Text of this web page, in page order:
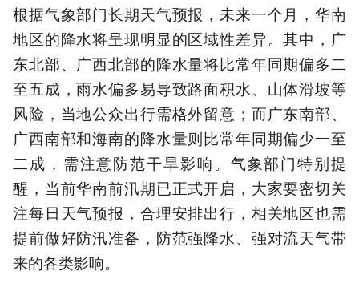
根据气象部门长期天气预报，未来一个月，华南
地区的降水将呈现明显的区域性差异。其中，广
东北部、广西北部的降水量将比常年同期偏多二
至五成，雨水偏多易导致路面积水、山体滑坡等
风险，当地公众出行需格外留意；而广东南部、
广西南部和海南的降水量则比常年同期偏少一至
二成，需注意防范干旱影响。气象部门特别提
醒，当前华南前汛期已正式开启，大家要密切关
注每日天气预报，合理安排出行，相关地区也需
提前做好防汛准备，防范强降水、强对流天气带
来的各类影响。